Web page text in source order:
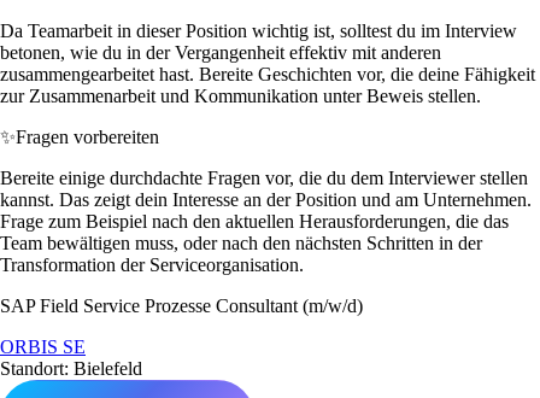
Da Teamarbeit in dieser Position wichtig ist, solltest du im Interview
betonen, wie du in der Vergangenheit effektiv mit anderen
zusammengearbeitet hast. Bereite Geschichten vor, die deine Fähigkeit
zur Zusammenarbeit und Kommunikation unter Beweis stellen.
✨Fragen vorbereiten
Bereite einige durchdachte Fragen vor, die du dem Interviewer stellen
kannst. Das zeigt dein Interesse an der Position und am Unternehmen.
Frage zum Beispiel nach den aktuellen Herausforderungen, die das
Team bewältigen muss, oder nach den nächsten Schritten in der
Transformation der Serviceorganisation.
SAP Field Service Prozesse Consultant (m/w/d)
ORBIS SE
Standort: Bielefeld